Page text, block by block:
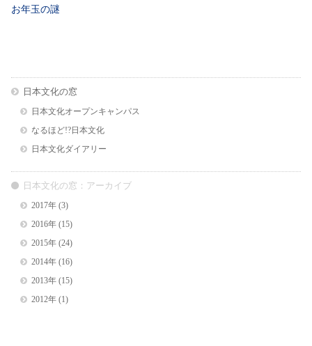
お年玉の謎
日本文化の窓
日本文化オープンキャンパス
なるほど!?日本文化
日本文化ダイアリー
日本文化の窓：アーカイブ
2017年(3)
2016年(15)
2015年(24)
2014年(16)
2013年(15)
2012年(1)